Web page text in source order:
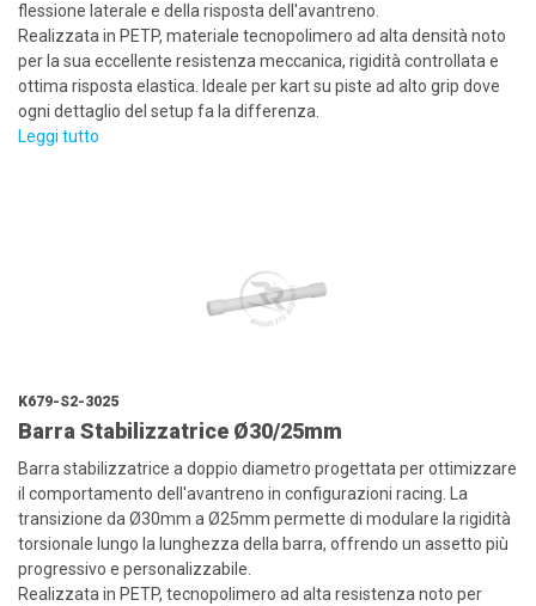
flessione laterale e della risposta dell'avantreno.
Realizzata in PETP, materiale tecnopolimero ad alta densità noto
per la sua eccellente resistenza meccanica, rigidità controllata e
ottima risposta elastica. Ideale per kart su piste ad alto grip dove
ogni dettaglio del setup fa la differenza.
Leggi tutto
K679-S2-3025
Barra Stabilizzatrice Ø30/25mm
Barra stabilizzatrice a doppio diametro progettata per ottimizzare
il comportamento dell'avantreno in configurazioni racing. La
transizione da Ø30mm a Ø25mm permette di modulare la rigidità
torsionale lungo la lunghezza della barra, offrendo un assetto più
progressivo e personalizzabile.
Realizzata in PETP, tecnopolimero ad alta resistenza noto per